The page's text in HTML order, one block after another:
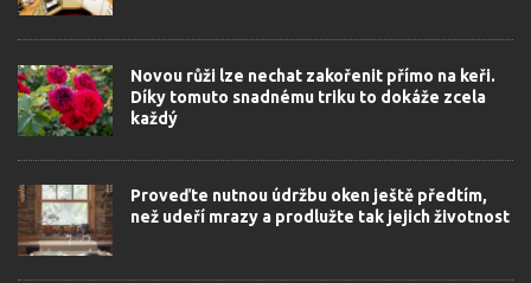
Novou růži lze nechat zakořenit přímo na keři.
Díky tomuto snadnému triku to dokáže zcela
každý
Proveďte nutnou údržbu oken ještě předtím,
než udeří mrazy a prodlužte tak jejich životnost